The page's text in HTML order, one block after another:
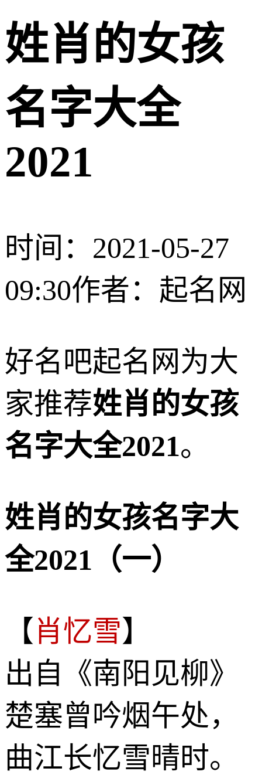
姓肖的女孩
名字大全
2021
时间：2021-05-27
09:30作者：起名网
好名吧起名网为大
家推荐姓肖的女孩
名字大全2021。
姓肖的女孩名字大
全2021（一）
【 肖忆雪】
出自《南阳见柳》
楚塞曾吟烟午处，
曲江长忆雪晴时。